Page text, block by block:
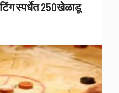
स्पर्धेत 250खेळाडू